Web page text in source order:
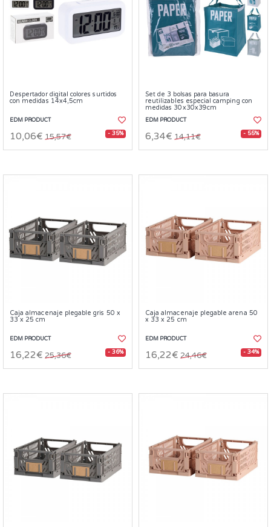
Despertador digital colores surtidos
con medidas 14x4,5cm
EDM PRODUCT
10,06€ 15,57€ - 35%
Set de 3 bolsas para basura
reutilizables especial camping con
medidas 30x30x39cm
EDM PRODUCT
6,34€ 14,11€ - 55%
Caja almacenaje plegable gris 50 x
33 x 25 cm
EDM PRODUCT
16,22€ 25,36€ - 36%
Caja almacenaje plegable arena 50
x 33 x 25 cm
EDM PRODUCT
16,22€ 24,46€ - 34%